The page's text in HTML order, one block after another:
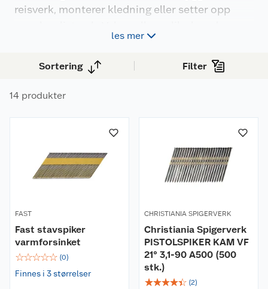
reisverk, monterer kledning eller setter opp
dimensjoner og utførelser som passer
spikerpistolen og bruksområdet ditt.
les mer
Sortering Filter
14 produkter
FAST
Fast stavspiker
varmforsinket
☆☆☆☆☆ (0)
Finnes i 3 størrelser
CHRISTIANIA SPIGERVERK
Christiania Spigerverk
PISTOLSPIKER KAM VF
21° 3,1-90 A500 (500
stk.)
☆☆☆☆☆ (2)